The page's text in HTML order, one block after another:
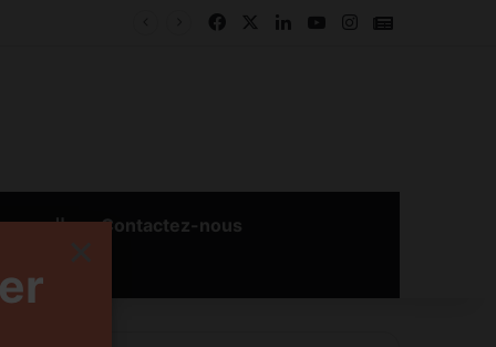
FacebookLinkedinYouTubeInstagram
بالعربية Contactez-nous